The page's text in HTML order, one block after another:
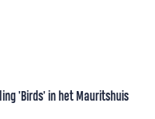
'Birds' in het Mauritshuis